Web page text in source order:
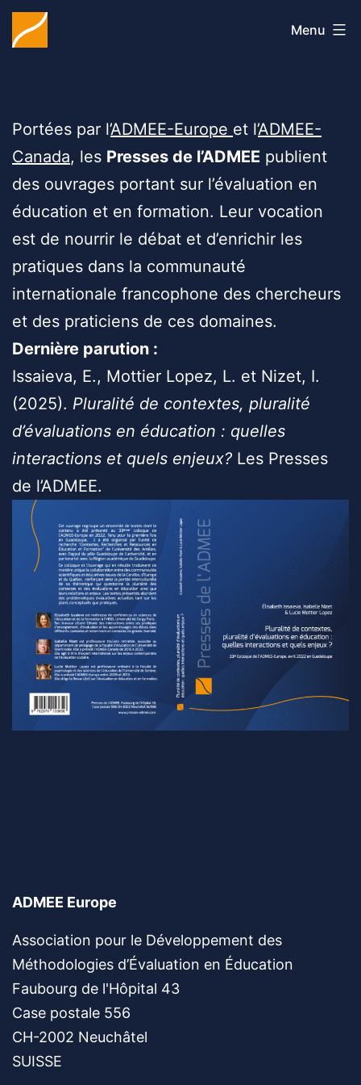
Aller
auLes
de
l’ADMEE
Menu
Portées par l’ADMEE-Europe et l’ADMEE-
Canada, les Presses de l’ADMEE publient
des ouvrages portant sur l’évaluation en
éducation et en formation. Leur vocation
est de nourrir le débat et d’enrichir les
pratiques dans la communauté
internationale francophone des chercheurs
et des praticiens de ces domaines.
Dernière parution :
Issaieva, E., Mottier Lopez, L. et Nizet, I.
(2025). Pluralité de contextes, pluralité
d’évaluations en éducation : quelles
interactions et quels enjeux? Les Presses
de l’ADMEE.
ADMEE Europe
Association pour le Développement des
Méthodologies d’Évaluation en Éducation
Faubourg de l'Hôpital 43
Case postale 556
CH-2002 Neuchâtel
SUISSE